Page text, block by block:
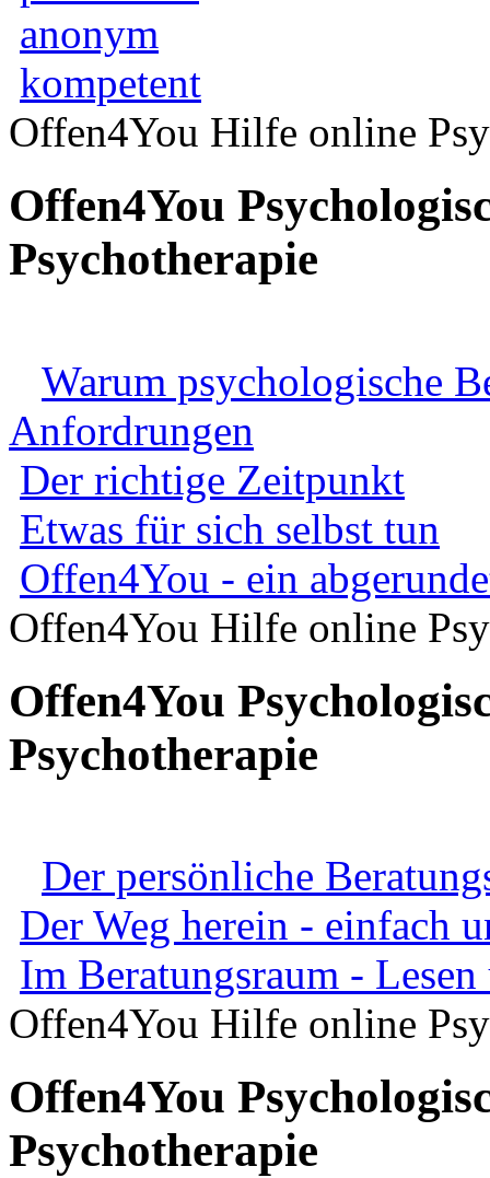
anonym
kompetent
Offen4You Hilfe online
Offen4You
Psychotherapie
Warum psychologische
Anfordrungen
Der richtige Zeitpunkt
Etwas für sich selbst tun
Offen4You - ein
Offen4You Hilfe online
Offen4You
Psychotherapie
Der persönliche
Der Weg herein - einfach
Im Beratungsraum -
Offen4You Hilfe online
Offen4You
Psychotherapie